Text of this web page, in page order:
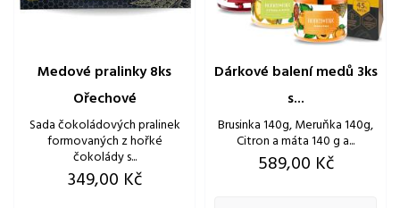
Medové pralinky 8ks
Ořechové
Sada čokoládových pralinek
formovaných z hořké
čokolády s...
Cena
349,00 Kč
Dárkové balení medů 3ks
s...
Brusinka 140g, Meruňka 140g,
Citron a máta 140 g a...
Cena
589,00 Kč